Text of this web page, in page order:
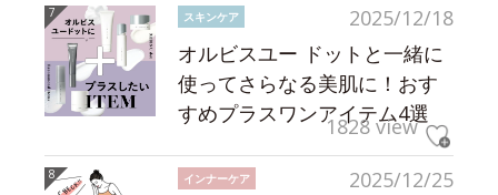
2025/12/18
スキンケア
オルビスユー ドットと一緒に
使ってさらなる美肌に！おす
すめプラスワンアイテム4選
1828 view
2025/12/25
インナーケア